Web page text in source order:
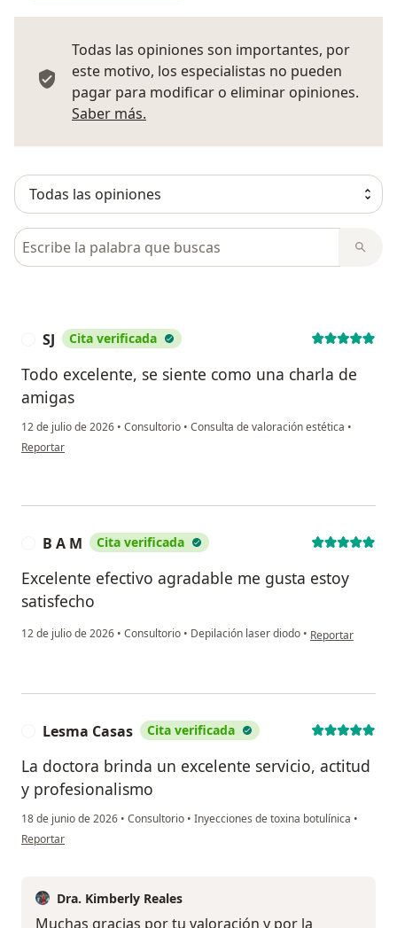
Todas las opiniones son importantes, por
este motivo, los especialistas no pueden
pagar para modificar o eliminar opiniones.
Saber más.
Busca en opiniones
SJ Cita verificada
Todo excelente, se siente como una charla de
amigas
12 de julio de 2026 • Consultorio • Consulta de valoración estética •
en opinión del usuario SJ
Reportar
B A M Cita verificada
Excelente efectivo agradable me gusta estoy
satisfecho
12 de julio de 2026 • Consultorio • Depilación laser diodo • en opinión del
Reportar
Lesma Casas Cita verificada
La doctora brinda un excelente servicio, actitud
y profesionalismo
18 de junio de 2026 • Consultorio • Inyecciones de toxina botulínica •
en opinión del usuario Lesma Casas
Reportar
Dra. Kimberly Reales
Muchas gracias por tu valoración y por la